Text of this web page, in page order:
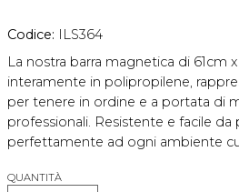
Codice: ILS364
La nostra barra magnetica di 61cm
interamente in polipropilene,
per tenere in ordine e a portata di
professionali. Resistente e facile da
perfettamente ad ogni ambiente
QUANTITÀ